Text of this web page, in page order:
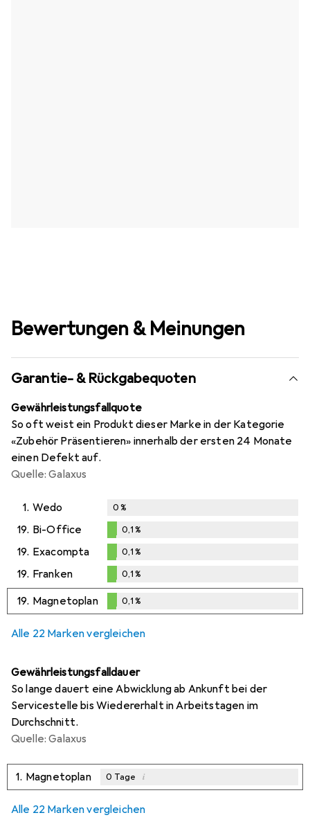
Bewertungen & Meinungen
Garantie- & Rückgabequoten
Gewährleistungsfallquote
So oft weist ein Produkt dieser Marke in der Kategorie
«Zubehör Präsentieren» innerhalb der ersten 24 Monate
einen Defekt auf.
Quelle: Galaxus
1. Wedo 0%
19. Bi-Office
%
0,1%
19. Exacompta
%
0,1%
19. Franken
0,1%
0,1%
19. Magnetoplan
0,1%
0,1%
Alle 22 Marken vergleichen
Gewährleistungsfalldauer
So lange dauert eine Abwicklung ab Ankunft bei der
Servicestelle bis Wiedererhalt in Arbeitstagen im
Durchschnitt.
Quelle: Galaxus
1. Magnetoplan 0 Tage i
Alle 22 Marken vergleichen